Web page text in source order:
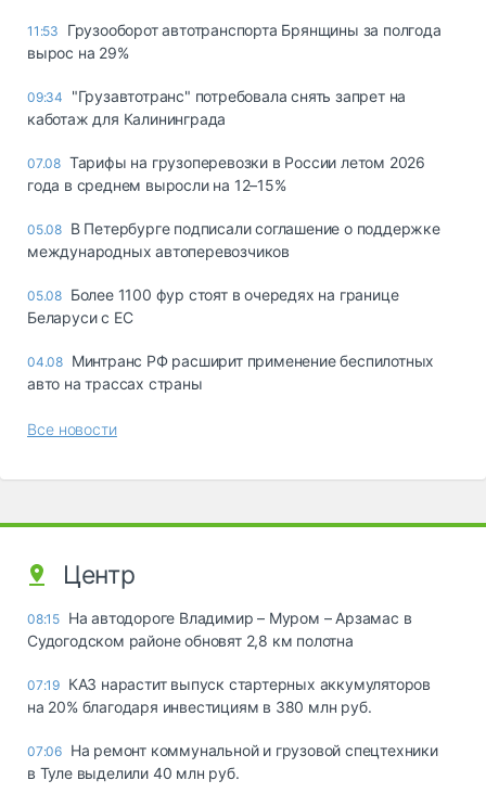
11:53
Грузооборот автотранспорта Брянщины за полгода
вырос на 29%
09:34
"Грузавтотранс" потребовала снять запрет на
каботаж для Калининграда
07.08 Тарифы на грузоперевозки в России летом 2026
года в среднем выросли на 12–15%
05.08 В Петербурге подписали соглашение о поддержке
международных автоперевозчиков
05.08 Более 1100 фур стоят в очередях на границе
Беларуси с ЕС
04.08 Минтранс РФ расширит применение беспилотных
авто на трассах страны
Все новости
Центр
08:15 На автодороге Владимир – Муром – Арзамас в
Судогодском районе обновят 2,8 км полотна
07:19 КАЗ нарастит выпуск стартерных аккумуляторов
на 20% благодаря инвестициям в 380 млн руб.
07:06 На ремонт коммунальной и грузовой спецтехники
в Туле выделили 40 млн руб.